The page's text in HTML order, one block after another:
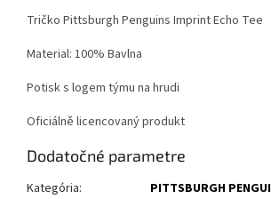
Tričko Pittsburgh Penguins Imprint Echo Tee
Material: 100% Bavlna
Potisk s logem týmu na hrudi
Oficiálně licencovaný produkt
Dodatočné parametre
Kategória:
PITTSBURGH